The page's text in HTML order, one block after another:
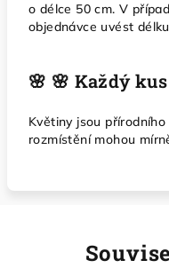
o délce 50 cm. V
objednávce uvést
🌸 🌸 Každý
Květiny jsou
rozmístění mohou